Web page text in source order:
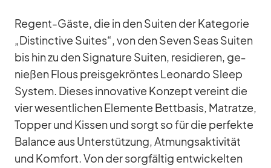
Re­gent-Gäste, die in den Sui­ten der Ka­te­go­rie
„Di­stinc­tive Sui­tes“, von den Se­ven Seas Sui­ten
bis hin zu den Si­gna­ture Sui­ten, re­si­die­ren, ge­
nie­ßen Flous preis­ge­krön­tes Leo­nardo Sleep
Sys­tem. Die­ses in­no­va­tive Kon­zept ver­eint die
vier we­sent­li­chen Ele­mente Bett­ba­sis, Ma­tratze,
Top­per und Kis­sen und sorgt so für die per­fekte
Ba­lance aus Un­ter­stüt­zung, At­mungs­ak­ti­vi­tät
und Kom­fort. Von der sorg­fäl­tig ent­wi­ckel­ten